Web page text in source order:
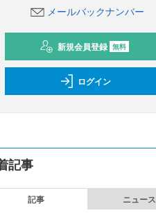
メールバックナンバー
新規会員登録 無料
ログイン
記事
記事 ニュース